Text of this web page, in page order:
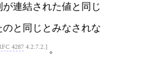
連結された値と同じ
のと同じとみなされな
4287 4.2.7.2. 。